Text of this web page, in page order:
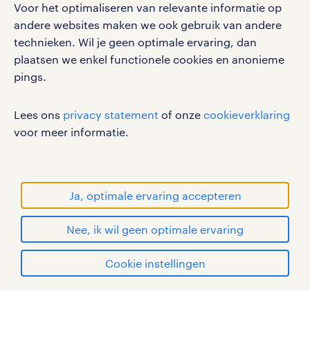
Voor het optimaliseren van relevante informatie op
andere websites maken we ook gebruik van andere
technieken. Wil je geen optimale ervaring, dan
plaatsen we enkel functionele cookies en anonieme
pings.
Lees ons privacy statement of onze cookieverklaring
voor meer informatie.
Ja, optimale ervaring accepteren
Nee, ik wil geen optimale ervaring
Cookie instellingen
werken bij randstad
gebruikersvoorwaarden
privacystatement
cookies
handelsmerken van Randstad N.V.
© Randstad 2026